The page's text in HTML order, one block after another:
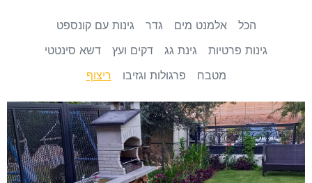
אלמנט מים גדר
גינות עם קונספט
גינות פרטיות
גינת גג דקים ועץ
דשא סינטטי
מטבח
פרגולות וגזיבו ריצוף
הכל